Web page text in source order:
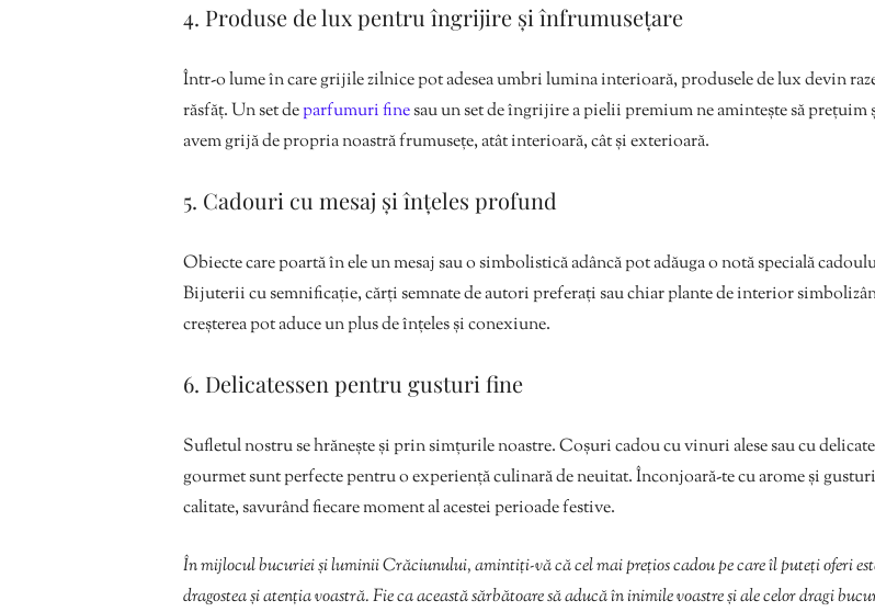
4. Produse de lux pentru îngrijire și înfrumusețare
Într-o lume în care grijile zilnice pot adesea umbri lumina interioară, produsele de lux devin
răsfăț. Un set deparfumuri finesau un set de îngrijire a pielii premium ne amintește să prețuim
avem grijă de propria noastră frumusețe, atât interioară, cât și exterioară.
5. Cadouri cu mesaj și înțeles profund
Obiecte care poartă în ele un mesaj sau o simbolistică adâncă pot adăuga o notă specială
Bijuterii cu semnificație, cărți semnate de autori preferați sau chiar plante de interior
creșterea pot aduce un plus de înțeles și conexiune.
6. Delicatessen pentru gusturi fine
Sufletul nostru se hrănește și prin simțurile noastre. Coșuri cadou cu vinuri alese sau cu
gourmet sunt perfecte pentru o experiență culinară de neuitat. Înconjoară-te cu arome și
calitate, savurând fiecare moment al acestei perioade festive.
În mijlocul bucuriei și luminii Crăciunului, amintiți-vă că cel mai prețios cadou pe care îl puteți oferi
dragostea și atenția voastră. Fie ca această sărbătoare să aducă în inimile voastre și ale celor dragi